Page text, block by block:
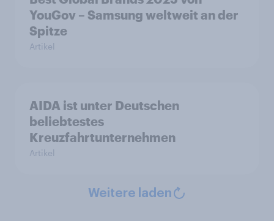
YouGov – Samsung weltweit an der
Spitze
Artikel
AIDA ist unter Deutschen
beliebtestes
Kreuzfahrtunternehmen
Artikel
Weitere laden